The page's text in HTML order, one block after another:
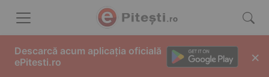
Descarcă acum aplicația oficială
ePitesti.ro
×